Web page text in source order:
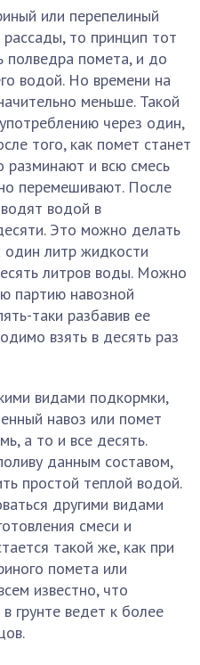
или перепелиный
то принцип тот
помета, и до
водой. Но времени на
меньше. Такой
через один,
того, как помет станет
разминают и всю смесь
перемешивают. После
водой в
Это можно делать
один литр жидкости
литров воды. Можно
партию навозной
таки разбавив ее
взять в десять раз
видами подкормки,
навоз или помет
а то и все десять.
данным составом,
простой теплой водой.
другими видами
смеси и
такой же, как при
помета или
известно, что
грунте ведет к более